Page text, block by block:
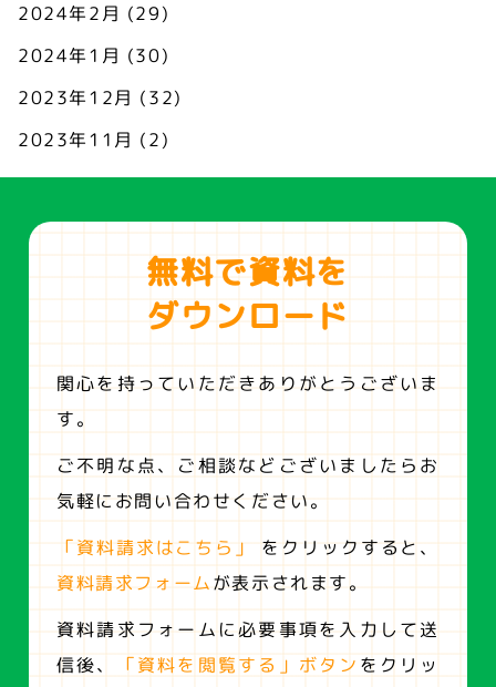
2024年2月 (29)
2024年1月 (30)
2023年12月 (32)
2023年11月 (2)
無料で資料を
ダウンロード
関心を持っていただきありがとうございま
す。
ご不明な点、ご相談などございましたらお
気軽にお問い合わせください。
「資料請求はこちら」
をクリックすると、
資料請求フォームが表示されます。
資料請求フォームに必要事項を入力して送
信後、
「資料を閲覧する」ボタン をクリッ